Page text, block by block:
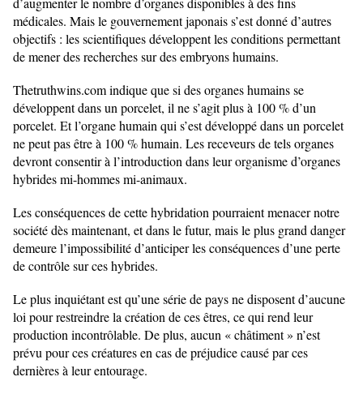
médicales. Mais le gouvernement japonais s’est donné d’autres
objectifs : les scientifiques développent les conditions permettant
de mener des recherches sur des embryons humains.
Thetruthwins.com indique que si des organes humains se
développent dans un porcelet, il ne s’agit plus à 100 % d’un
porcelet. Et l’organe humain qui s’est développé dans un porcelet
ne peut pas être à 100 % humain. Les receveurs de tels organes
devront consentir à l’introduction dans leur organisme d’organes
hybrides mi-hommes mi-animaux.
Les conséquences de cette hybridation pourraient menacer notre
société dès maintenant, et dans le futur, mais le plus grand danger
demeure l’impossibilité d’anticiper les conséquences d’une perte
de contrôle sur ces hybrides.
Le plus inquiétant est qu’une série de pays ne disposent d’aucune
loi pour restreindre la création de ces êtres, ce qui rend leur
production incontrôlable. De plus, aucun « châtiment » n’est
prévu pour ces créatures en cas de préjudice causé par ces
dernières à leur entourage.